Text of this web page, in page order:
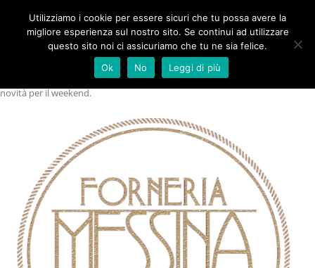
image
13 Maggio 2026alle623 × 556inUn venerdì con Rapitalà e due
novità per il weekend.
Utilizziamo i cookie per essere sicuri che tu possa avere la
migliore esperienza sul nostro sito. Se continui ad utilizzare
questo sito noi ci assicuriamo che tu ne sia felice.
Ok
No Leggi di più